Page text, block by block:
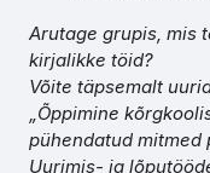
Arutage grupis, mis
kirjalikke töid?
Võite täpsemalt
„Õppimine
pühendatud mitmed
Uurimis- ja